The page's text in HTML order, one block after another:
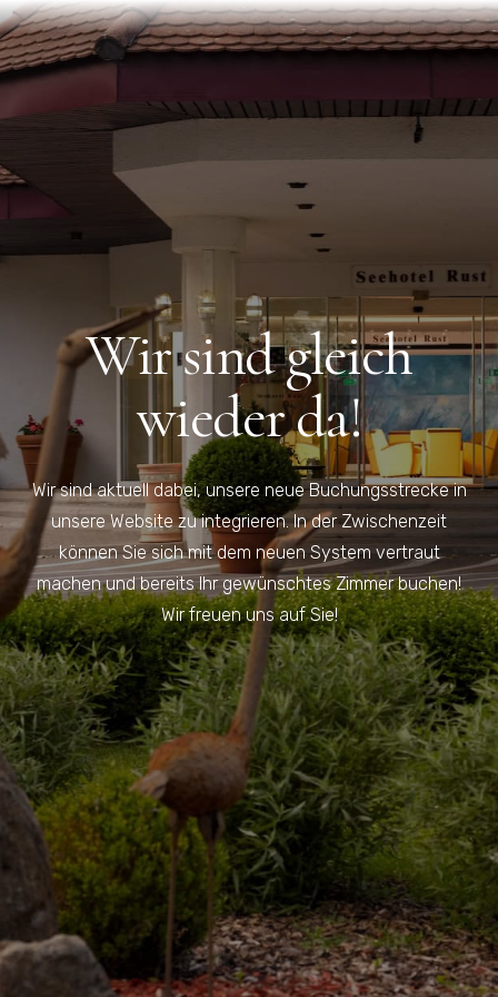
Wir sind gleich
wieder da!
Wir sind aktuell dabei, unsere neue Buchungsstrecke in
unsere Website zu integrieren. In der Zwischenzeit
können Sie sich mit dem neuen System vertraut
machen und bereits Ihr gewünschtes Zimmer buchen!
Wir freuen uns auf Sie!